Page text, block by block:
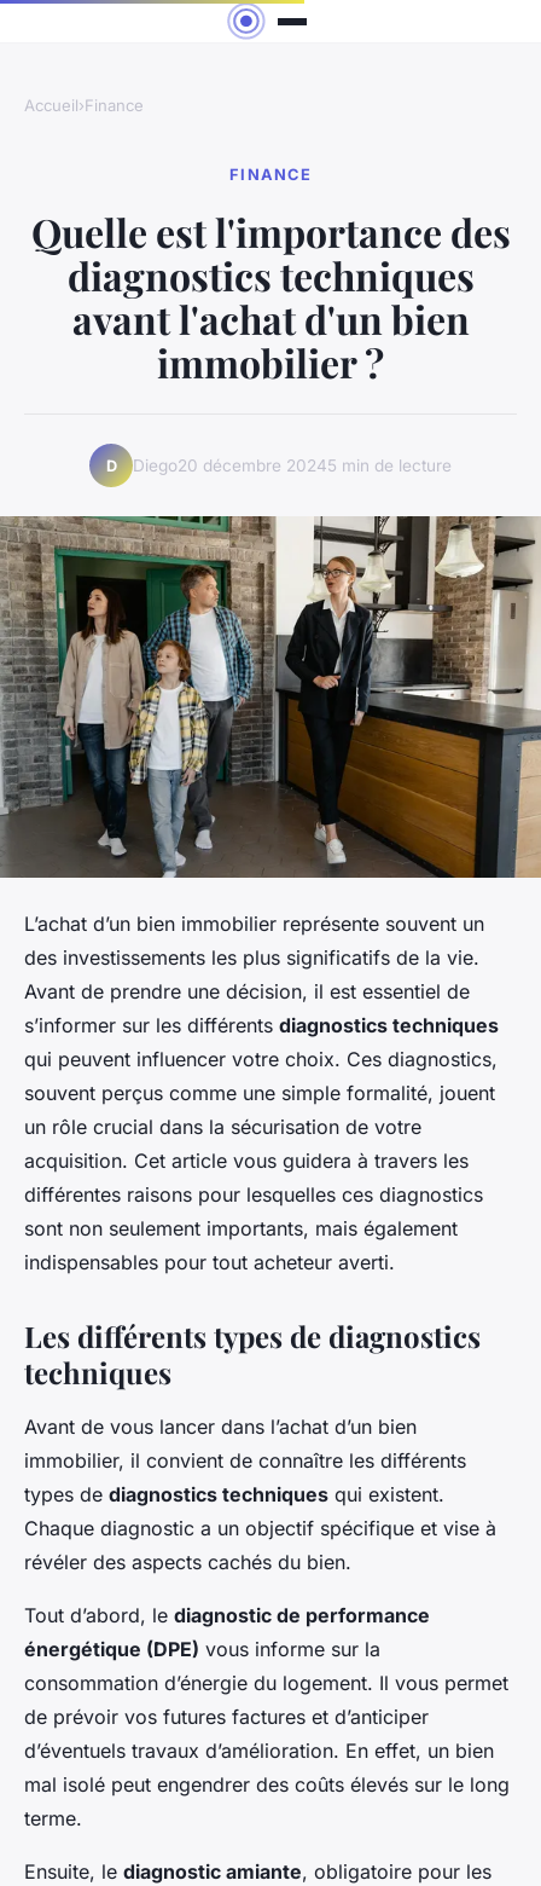
Accueil›Finance
FINANCE
Quelle est l'importance des
diagnostics techniques
avant l'achat d'un bien
immobilier ?
D Diego20 décembre 20245 min de lecture
L’achat d’un bien immobilier représente souvent un
des investissements les plus significatifs de la vie.
Avant de prendre une décision, il est essentiel de
s’informer sur les différents diagnostics techniques
qui peuvent influencer votre choix. Ces diagnostics,
souvent perçus comme une simple formalité, jouent
un rôle crucial dans la sécurisation de votre
acquisition. Cet article vous guidera à travers les
différentes raisons pour lesquelles ces diagnostics
sont non seulement importants, mais également
indispensables pour tout acheteur averti.
Les différents types de diagnostics
techniques
Avant de vous lancer dans l’achat d’un bien
immobilier, il convient de connaître les différents
types de diagnostics techniques qui existent.
Chaque diagnostic a un objectif spécifique et vise à
révéler des aspects cachés du bien.
Tout d’abord, le diagnostic de performance
énergétique (DPE) vous informe sur la
consommation d’énergie du logement. Il vous permet
de prévoir vos futures factures et d’anticiper
d’éventuels travaux d’amélioration. En effet, un bien
mal isolé peut engendrer des coûts élevés sur le long
terme.
Ensuite, le diagnostic amiante, obligatoire pour les